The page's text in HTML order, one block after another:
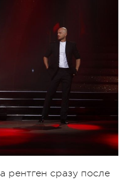
рентген сразу после